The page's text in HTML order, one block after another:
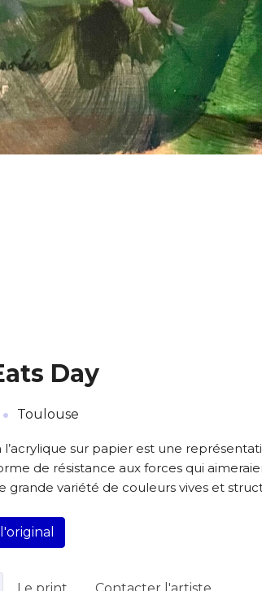
Nom
Prénom
Statut / Organisation
Adresse email*
Nom
L’artiste assume l’entière
Day
· Toulouse
sur papier est une
de résistance aux forces qui
grande variété de couleurs vives et